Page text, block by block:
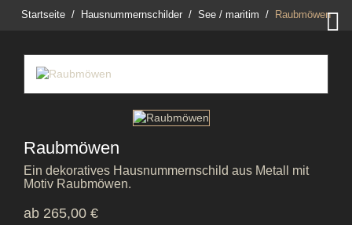

Startseite Hausnummernschilder See / maritim Raubmöwen
Raubmöwen
Ein dekoratives Hausnummernschild aus Metall mit
Motiv Raubmöwen.
ab 265,00 €